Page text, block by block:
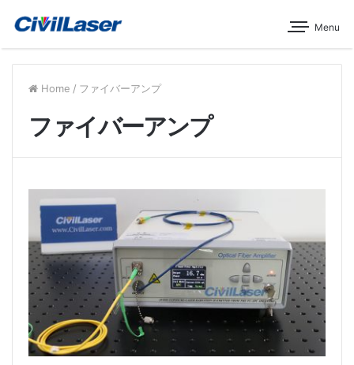
Menu
Home / ファイバーアンプ
ファイバーアンプ